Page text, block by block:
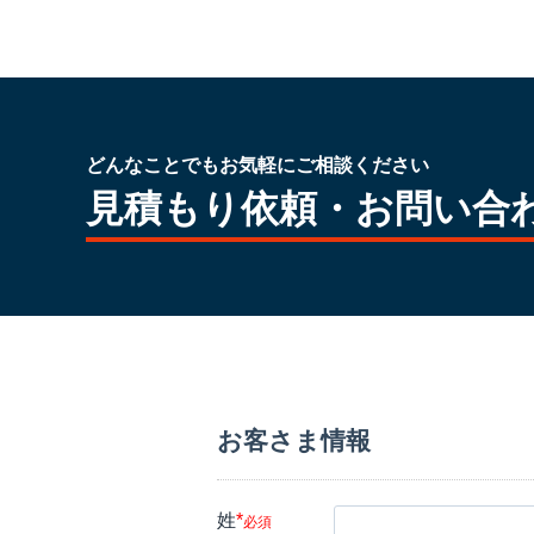
どんなことでもお気軽にご相談ください
見積もり依頼・お問い合